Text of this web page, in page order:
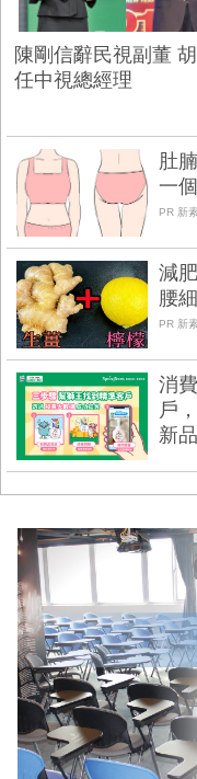
陳剛信辭民視副董
任中視總經理
肚
一
PR 新
減
腰
PR 新
消
戶
新